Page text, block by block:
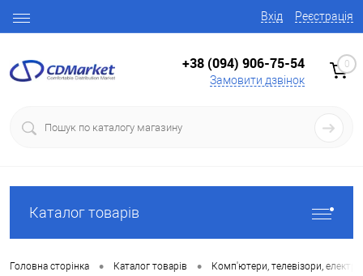
Вхід Реєстрація
+38 (094) 906-75-54
Замовити дзвінок
0
Каталог товарів
Головна сторінка • Каталог товарів • Комп'ютери, телевізори,